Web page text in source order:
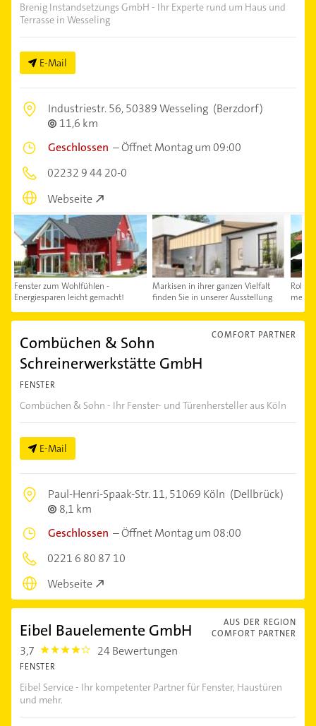
Brenig Instandsetzungs GmbH - Ihr Experte rund um Haus und
Terrasse in Wesseling
E-Mail
Industriestr. 56,50389 Wesseling (Berzdorf)
11,6 km
Geschlossen –Öffnet Montag um 09:00
02232 9 44 20-0
Webseite
Fenster zum Wohlfühlen -
Energiesparen leicht gemacht!
Markisen in ihrer ganzen Vielfalt
finden Sie in unserer Ausstellung
mehr
COMFORT PARTNER
Combüchen & Sohn
Schreinerwerkstätte GmbH
FENSTER
Combüchen & Sohn - Ihr Fenster- und Türenhersteller aus Köln
E-Mail
Paul-Henri-Spaak-Str. 11,51069 Köln (Dellbrück)
8,1 km
Geschlossen –Öffnet Montag um 08:00
0221 6 80 87 10
Webseite
AUS DER REGION
COMFORT PARTNER
Eibel Bauelemente GmbH
3,7 3.7 24 Bewertungen
FENSTER
Eibel Service - Ihr kompetenter Partner für Fenster, Haustüren
und mehr.